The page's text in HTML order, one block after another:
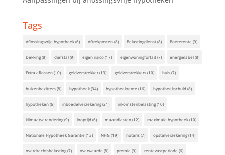
Tags
Aflossingsvrije hypotheek(6) Aftrekposten(8) Belastingdienst(8) Boeterente (9)
Dekking(8) diefstal(9) eigen risico(17) eigenwoningforfait(7) energielabel(8)
Extra aflossen(10) geldverstrekker(13) geldverstrekkers(10) huis(7)
huizenbezitters(8) hypotheek(34) hypotheekrente (16) hypotheekschuld(8)
hypotheken(6) inboedelverzekering(21) inkomstenbelasting(10)
klimaatverandering(9) looptijd(6) maandlasten(12) maximale hypotheek(10)
Nationale Hypotheek Garantie (13) NHG(19) notaris(7) opstalverzekering(14)
overdrachtsbelasting(7) overwaarde (8) premie (9) rentevastperiode (6)